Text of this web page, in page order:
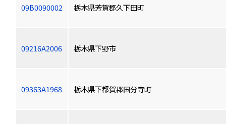
09B0090002 栃木県芳賀郡久下田町
09216A2006 栃木県下野市
09363A1968 栃木県下都賀郡国分寺町